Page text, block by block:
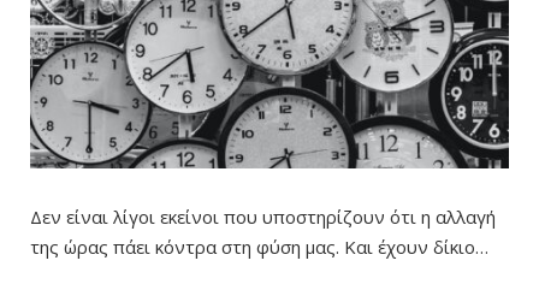
Δεν είναι λίγοι εκείνοι που υποστηρίζουν ότι η αλλαγή
της ώρας πάει κόντρα στη φύση μας. Και έχουν δίκιο…